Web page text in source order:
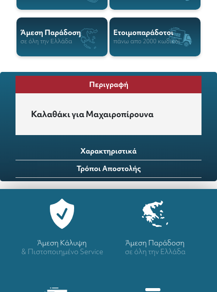
Άμεση Παράδοση
σε όλη την Ελλάδα
Ετοιμοπαράδοτοι
πάνω απο 2000 κωδικοί
Περιγραφή
Καλαθάκι για Μαχαιροπίρουνα
Χαρακτηριστικά
Τρόποι Αποστολής
Άμεση Κάλυψη
& Πιστοποιημένο Service
Άμεση Παράδοση
σε όλη την Ελλάδα